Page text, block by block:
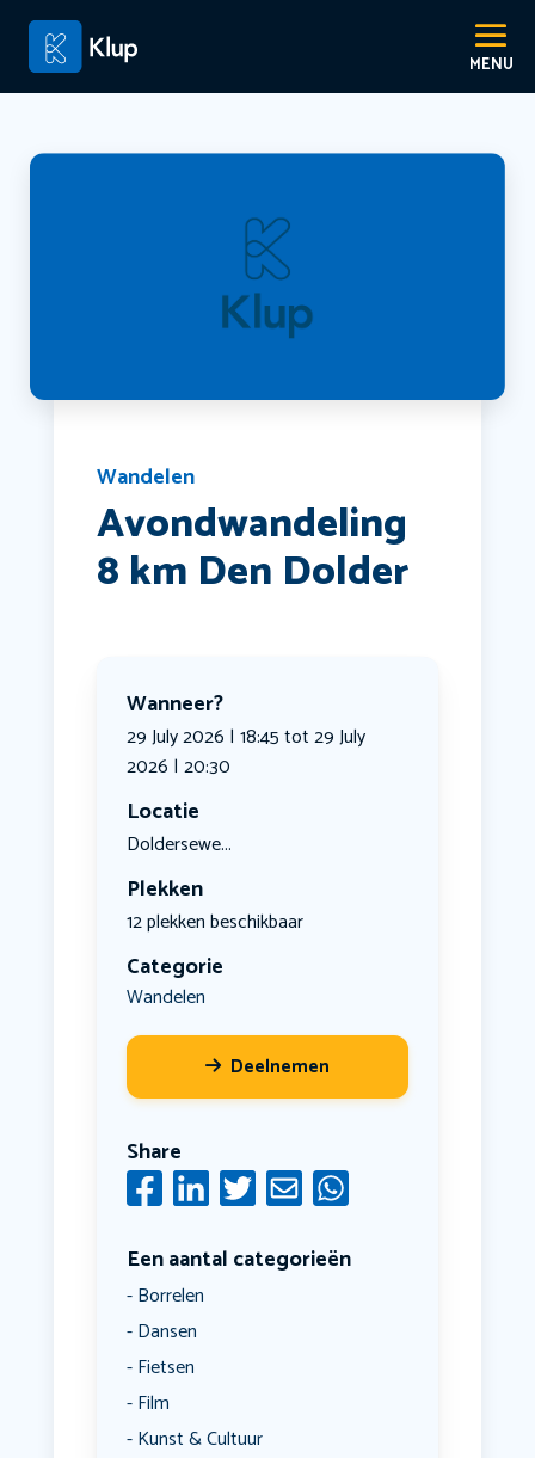
Wandelen
Avondwandeling
8 km Den Dolder
Wanneer?
29 July 2026 | 18:45 tot 29 July
2026 | 20:30
Locatie
Doldersewe...
Plekken
12 plekken beschikbaar
Categorie
Wandelen
Deelnemen
Share
Een aantal categorieën
Borrelen
Dansen
Fietsen
Film
Kunst & Cultuur